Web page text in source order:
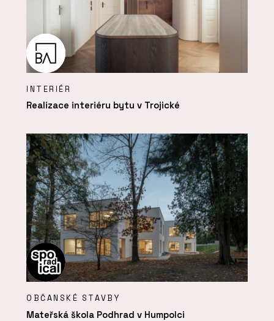
INTERIÉR
Realizace interiéru bytu v Trojické
OBČANSKÉ STAVBY
Mateřská škola Podhrad v Humpolci